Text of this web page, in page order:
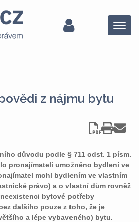
Menu
z nájmu bytu
důvodu podle § 711 odst. 1 písm.
pronajímateli umožněno bydlení ve
mohl bydlením ve vlastním
právo) a o vlastní dům rovněž
bytové potřeby
dalšího pouze z toho, že je
a lépe vybaveného) bytu.